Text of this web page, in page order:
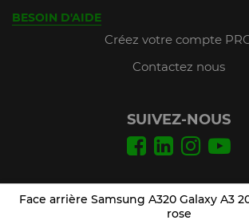
Face arrière Samsung A320 Galaxy A3
rose
BESOIN D'AIDE
Créez votre compte
Contactez nous
SUIVEZ-NOUS
Conditions Générales de
Mentions légales